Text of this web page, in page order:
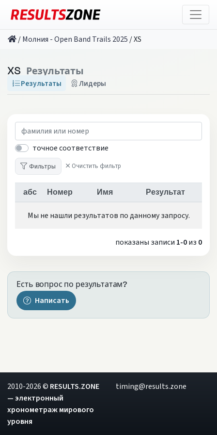
/Молния - Open Band Trails 2025 /XS
XS Результаты
Результаты Лидеры
точное соответствие
Фильтры Очистить фильтр
абс Номер Имя Результат
Мы не нашли результатов по данному запросу.
показаны записи 1-0из 0
Есть вопрос по результатам?
Написать
2010-2026 © RESULTS.ZONE
— электронный
хронометраж мирового
уровня
timing@results.zone